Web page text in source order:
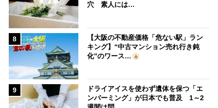
穴 素人には…
8
【大阪の不動産価格「危ない駅」ラン
キング】“中古マンション売れ行き鈍
化”のワース…
9
ドライアイスを使わず遺体を保つ「エ
ンバーミング」が日本でも普及 1～2